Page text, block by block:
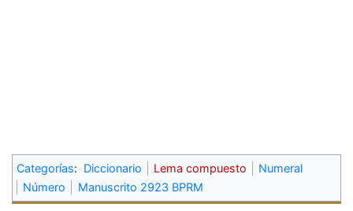
Categorías: Diccionario Lema compuesto
Numeral
Número
Manuscrito 2923 BPRM